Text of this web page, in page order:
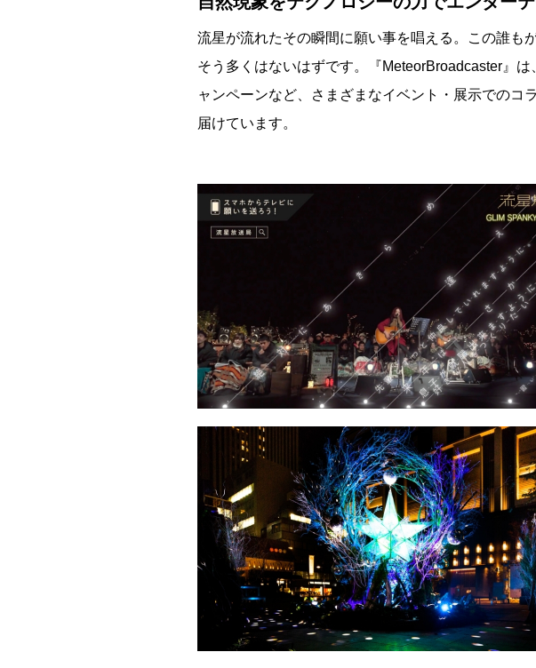
流星が流れたその瞬間に願い事を唱える。この誰も
そう多くはないはずです。『MeteorBroadcaster』
ャンペーンなど、さまざまなイベント・展示でのコ
届けています。